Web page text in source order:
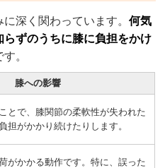
に深く関わっています。何気
ずのうちに膝に負担をかけ
。
膝への影響
とで、膝関節の柔軟性が失われた
担がかかり続けたりします。
がかかる動作です。特に、誤った